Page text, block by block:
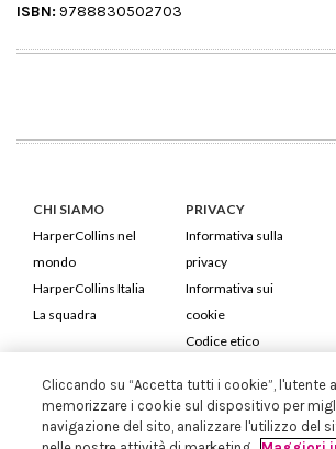
ISBN: 9788830502703
CHI SIAMO
HarperCollins nel
mondo
HarperCollins Italia
La squadra
PRIVACY
Informativa sulla
privacy
Informativa sui
cookie
Codice etico
HarperCollins Italia S.p.A. Viale Monte
Cod. Fiscale e P.IVA 05946780151 -
Cliccando su “Accetta tutti i cookie”, l'utente
memorizzare i cookie sul dispositivo per
navigazione del sito, analizzare l'utilizzo del